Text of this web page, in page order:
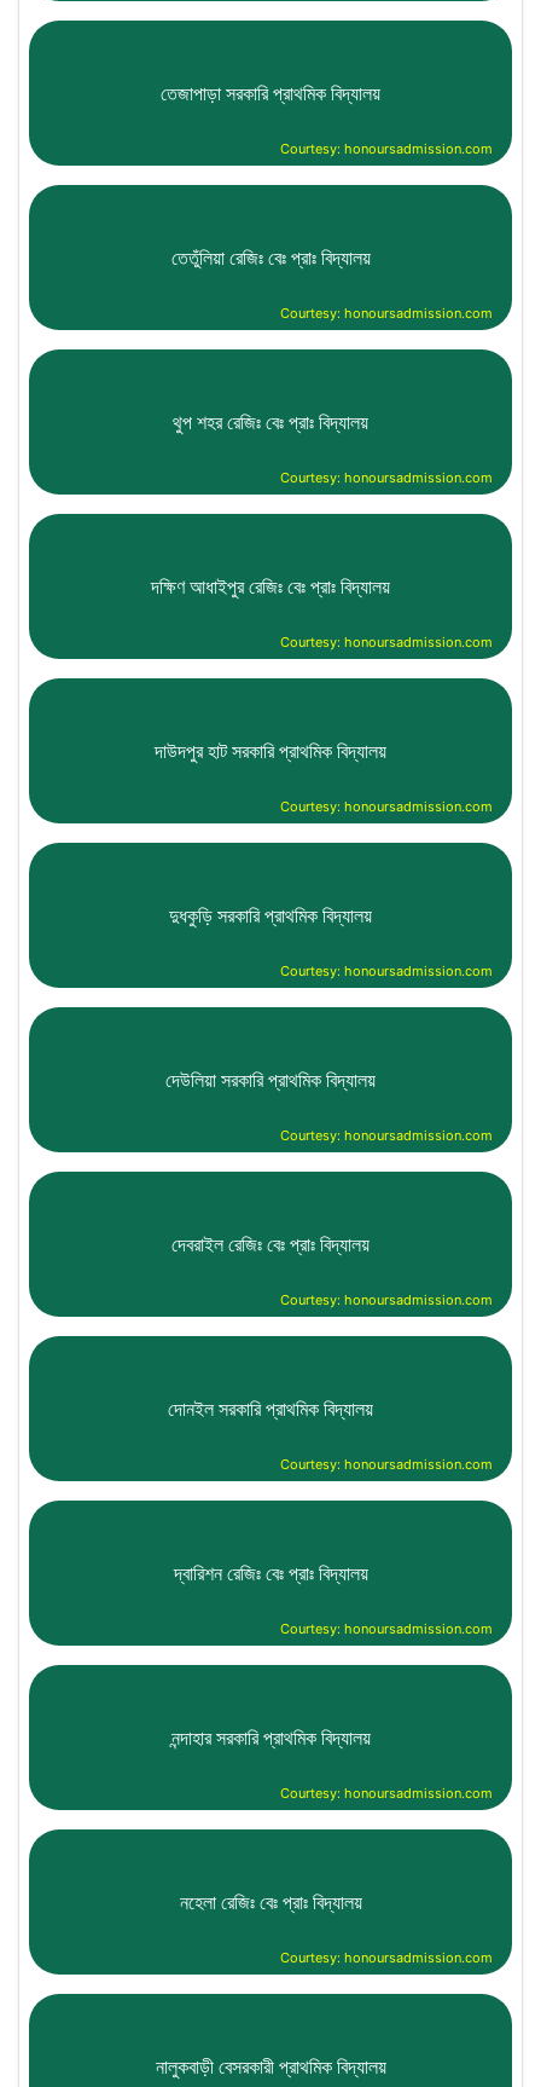
তেজাপাড়া সরকারি প্রাথমিক বিদ্যালয়
Courtesy: honoursadmission.com
তেতুঁলিয়া রেজিঃ বেঃ প্রাঃ বিদ্যালয়
Courtesy: honoursadmission.com
থুপ শহর রেজিঃ বেঃ প্রাঃ বিদ্যালয়
Courtesy: honoursadmission.com
দক্ষিণ আধাইপুর রেজিঃ বেঃ প্রাঃ বিদ্যালয়
Courtesy: honoursadmission.com
দাউদপুর হাট সরকারি প্রাথমিক বিদ্যালয়
Courtesy: honoursadmission.com
দুধকুড়ি সরকারি প্রাথমিক বিদ্যালয়
Courtesy: honoursadmission.com
দেউলিয়া সরকারি প্রাথমিক বিদ্যালয়
Courtesy: honoursadmission.com
দেবরাইল রেজিঃ বেঃ প্রাঃ বিদ্যালয়
Courtesy: honoursadmission.com
দোনইল সরকারি প্রাথমিক বিদ্যালয়
Courtesy: honoursadmission.com
দ্বারিশন রেজিঃ বেঃ প্রাঃ বিদ্যালয়
Courtesy: honoursadmission.com
নন্দাহার সরকারি প্রাথমিক বিদ্যালয়
Courtesy: honoursadmission.com
নহেলা রেজিঃ বেঃ প্রাঃ বিদ্যালয়
Courtesy: honoursadmission.com
নালুকবাড়ী বেসরকারী প্রাথমিক বিদ্যালয়